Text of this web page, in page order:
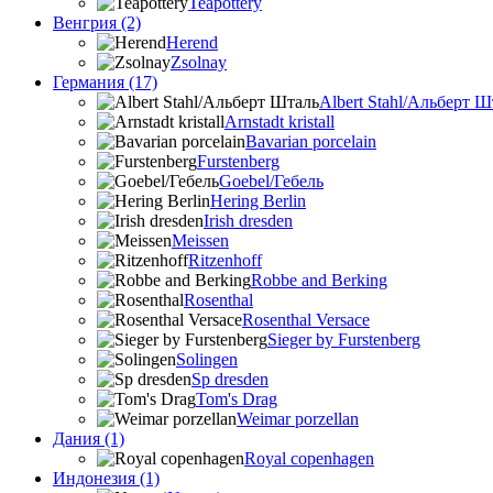
Венгрия (2)
Herend
Zsolnay
Германия (17)
Albert Stahl/Альбеpт
Arnstadt kristall
Bavarian porcelain
Furstenberg
Goebel/Гебель
Hering Berlin
Irish dresden
Meissen
Ritzenhoff
Robbe and Berking
Rosenthal
Rosenthal Versace
Sieger by Furstenberg
Solingen
Sp dresden
Tom's Drag
Weimar porzellan
Дания (1)
Royal copenhagen
Индонезия (1)